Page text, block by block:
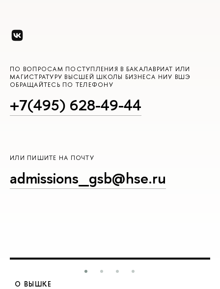
ПО ВОПРОСАМ ПОСТУПЛЕНИЯ В БАКАЛАВРИАТ ИЛИ
МАГИСТРАТУРУ ВЫСШЕЙ ШКОЛЫ БИЗНЕСА НИУ ВШЭ
ОБРАЩАЙТЕСЬ ПО ТЕЛЕФОНУ
+7(495) 628-49-44
ИЛИ ПИШИТЕ НА ПОЧТУ
admissions_gsb@hse.ru
О ВЫШКЕ